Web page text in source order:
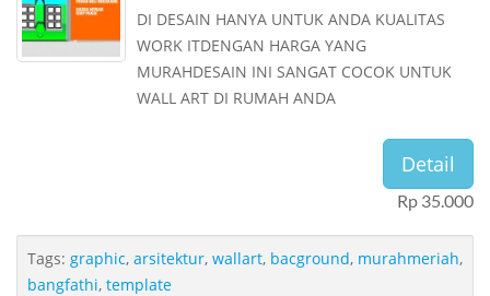
DI DESAIN HANYA UNTUK ANDA KUALITAS
WORK ITDENGAN HARGA YANG
MURAHDESAIN INI SANGAT COCOK UNTUK
WALL ART DI RUMAH ANDA
Detail
Rp 35.000
Tags: graphic, arsitektur, wallart, bacground, murahmeriah,
bangfathi, template